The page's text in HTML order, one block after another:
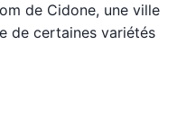
de Cidone, une ville
de certaines variétés